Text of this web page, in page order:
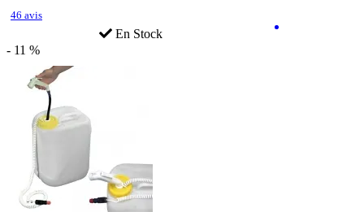
46 avis
En Stock
- 11 %